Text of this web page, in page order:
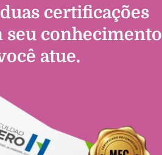
certificações
seu conhecimento
atue.